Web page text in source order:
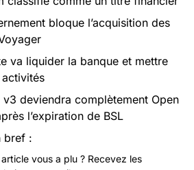
bloque l’acquisition des
va liquider la banque et mettre
v3 deviendra complètement Open
l’expiration de BSL
bref :
vous a plu ? Recevez les